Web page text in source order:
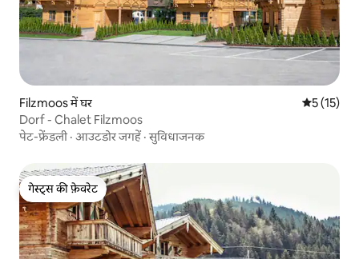
Filzmoos में घर औसत रेटिंग
5 (15)
Dorf - Chalet Filzmoos
पेट-फ्रेंडली · आउटडोर जगहें ·सुविधाजनक
गेस्ट्स की फ़ेवरेट
गेस्ट्स की फ़ेवरेट